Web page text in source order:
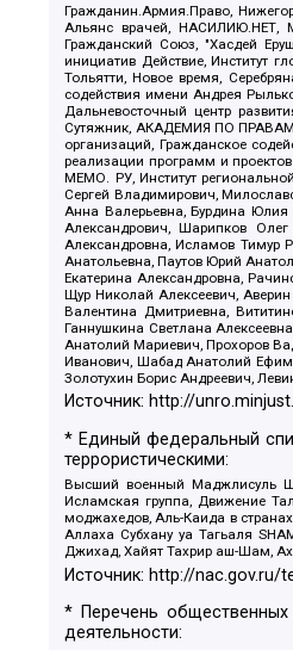
Гражданин.Армия.Право,
Альянс врачей, НАСИЛИЮ.НЕТ,
Гражданский Союз, "Хасдей
инициатив Действие, Институт
Тольятти, Новое время,
содействия имени Андрея
Дальневосточный центр
Сутяжник, АКАДЕМИЯ ПО ПРАВАМ
организаций, Гражданское
реализации программ и
МЕМО. РУ, Институт
Сергей Владимирович,
Анна Валерьевна, Бурдина Юлия
Александрович, Шарипков
Александровна, Исламов Тимур
Анатольевна, Паутов Юрий
Екатерина Александровна,
Щур Николай Алексеевич,
Валентина Дмитриевна,
Ганнушкина Светлана
Анатолий Мариевич, Прохоров
Иванович, Шабад Анатолий
Золотухин Борис Андреевич,
Источник: http://
* Единый федеральный
террористическими:
Высший военный Маджлисуль
Исламская группа, Движение
моджахедов, Аль-Каида в
Аллаха Субхану уа Тагьаля
Джихад, Хайят Тахрир аш-Шам,
Источник: http://nac.gov.ru/
* Перечень
деятельности: